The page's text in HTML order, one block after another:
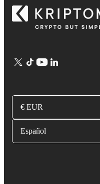
€ EUR
Español